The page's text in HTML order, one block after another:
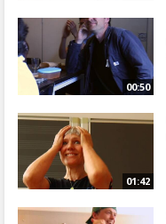
00:50
01:42